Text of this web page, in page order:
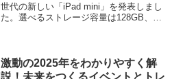
世代の新しい「iPad mini」を発表しまし
た。選べるストレージ容量は128GB、
激動の2025年をわかりやすく解
説！未来をつくるイベントとトレ